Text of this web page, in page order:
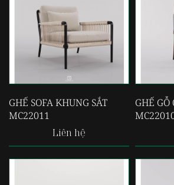
GHẾ SOFA KHUNG SẮT
MC22011
Liên hệ
GHẾ